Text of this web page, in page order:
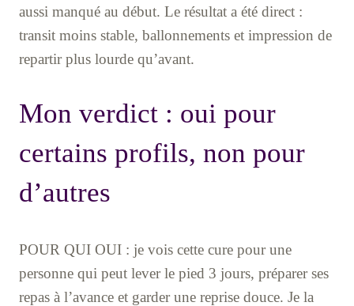
aussi manqué au début. Le résultat a été direct :
transit moins stable, ballonnements et impression de
repartir plus lourde qu’avant.
Mon verdict : oui pour
certains profils, non pour
d’autres
POUR QUI OUI : je vois cette cure pour une
personne qui peut lever le pied 3 jours, préparer ses
repas à l’avance et garder une reprise douce. Je la